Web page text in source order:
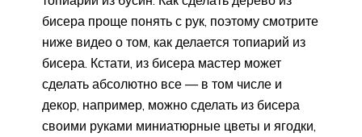
бисера проще понять с рук, поэтому смотрите
ниже видео о том, как делается топиарий из
бисера. Кстати, из бисера мастер может
сделать абсолютно все — в том числе и
декор, например, можно сделать из бисера
своими руками миниатюрные цветы и ягодки,